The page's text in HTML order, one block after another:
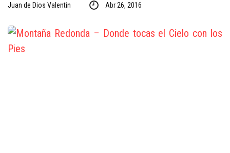
Juan de Dios Valentin Abr 26, 2016